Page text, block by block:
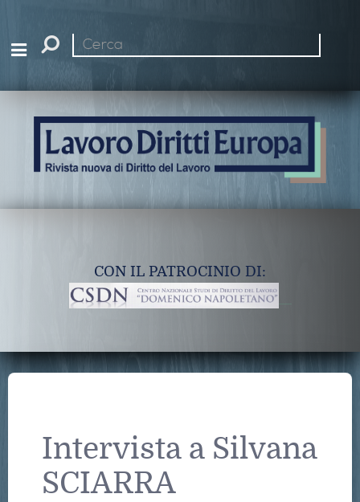
Cerca
CON IL PATROCINIO DI:
Intervista a Silvana
SCIARRA